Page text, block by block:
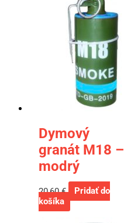
Dymový
granát M18 –
modrý
20,60€
Pridať do
košíka